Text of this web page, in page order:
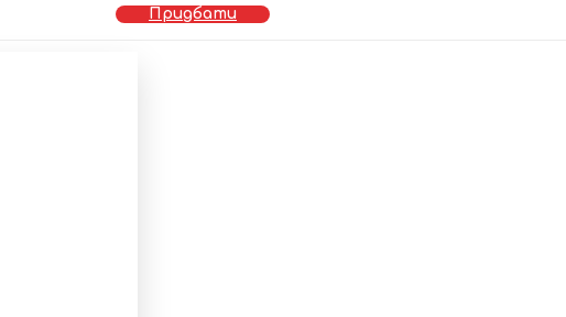
Придбати